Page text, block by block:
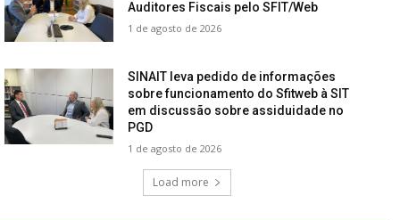
Auditores Fiscais pelo SFIT/Web
1 de agosto de 2026
SINAIT leva pedido de informações
sobre funcionamento do Sfitweb à SIT
em discussão sobre assiduidade no
PGD
1 de agosto de 2026
Load more